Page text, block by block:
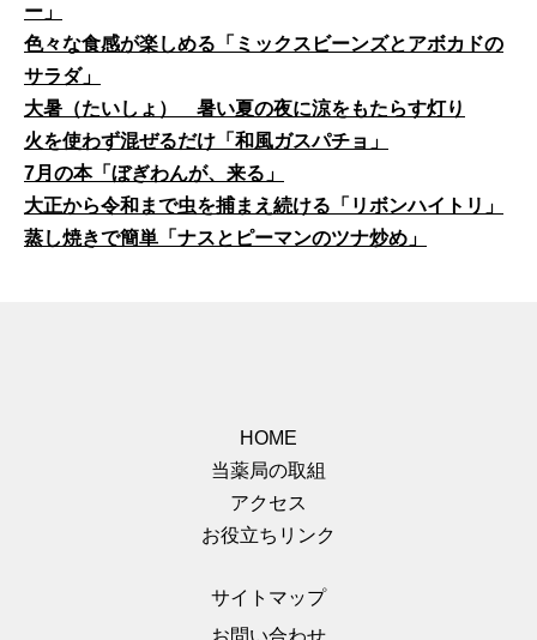
ー」
色々な食感が楽しめる「ミックスビーンズとアボカドの
サラダ」
大暑（たいしょ） 暑い夏の夜に涼をもたらす灯り
火を使わず混ぜるだけ「和風ガスパチョ」
7月の本「ぼぎわんが、来る」
大正から令和まで虫を捕まえ続ける「リボンハイトリ」
蒸し焼きで簡単「ナスとピーマンのツナ炒め」
HOME
当薬局の取組
アクセス
お役立ちリンク
サイトマップ